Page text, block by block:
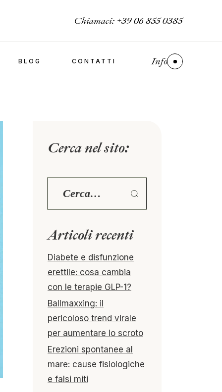
Chiamaci: +39 06 855 0385
BLOG CONTATTI Info
Cerca nel sito:
Articoli recenti
Diabete e disfunzione
erettile: cosa cambia
con le terapie GLP-1?
Ballmaxxing: il
pericoloso trend virale
per aumentare lo scroto
Erezioni spontanee al
mare: cause fisiologiche
e falsi miti